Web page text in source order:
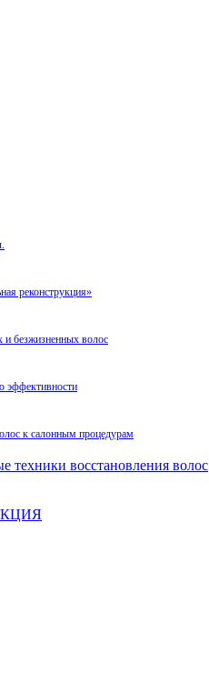
реконструкция»
и безжизненных волос
эффективности
к салонным процедурам
восстановления волос